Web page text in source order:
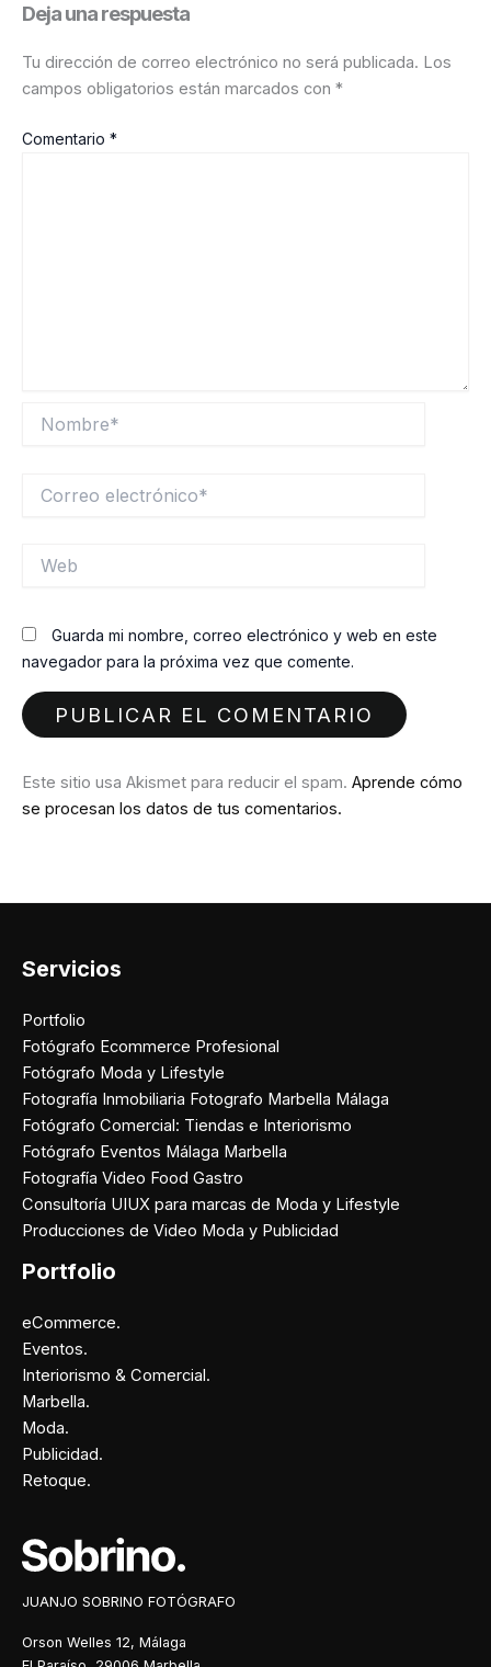
Deja una respuesta
Tu dirección de correo electrónico no será publicada. Los
campos obligatorios están marcados con *
Comentario *
electrónico*
Guarda mi nombre, correo electrónico y web en este
navegador para la próxima vez que comente.
Este sitio usa Akismet para reducir el spam. Aprende cómo
se procesan los datos de tus comentarios.
Servicios
Portfolio
Fotógrafo Ecommerce Profesional
Fotógrafo Moda y Lifestyle
Fotografía Inmobiliaria Fotografo Marbella Málaga
Fotógrafo Comercial: Tiendas e Interiorismo
Fotógrafo Eventos Málaga Marbella
Fotografía Video Food Gastro
Consultoría UIUX para marcas de Moda y Lifestyle
Producciones de Video Moda y Publicidad
Portfolio
eCommerce.
Eventos.
Interiorismo & Comercial.
Marbella.
Moda.
Publicidad.
Retoque.
JUANJO SOBRINO FOTÓGRAFO
Orson Welles 12, Málaga